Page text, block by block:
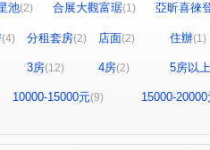
池(2) 合展大觀富琚(1)
亞昕喜徠
和境寓見 (2) 三本四季 大來賞
桃園第一廣場二期商業大樓(1)
鶴岡(1) 雙享樓(1) 昭揚君喆 (1)
大觀路(1) 南福街(2)
六合一
(4) 分租套房(2) 店面(2) 住辦(1)
3房(12) 4房(2) 5房以上
10000-15000元(9)
15000-20000